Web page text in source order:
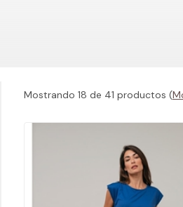
Mostrando 18 de 41 productos (